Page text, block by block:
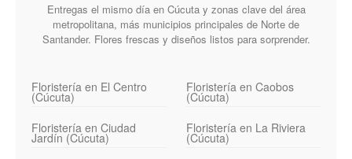
Entregas el mismo día en Cúcuta y zonas clave del área
metropolitana, más municipios principales de Norte de
Santander. Flores frescas y diseños listos para sorprender.
Floristería en El Centro
(Cúcuta)
Floristería en Caobos
(Cúcuta)
Floristería en Ciudad
Jardín (Cúcuta)
Floristería en La Riviera
(Cúcuta)